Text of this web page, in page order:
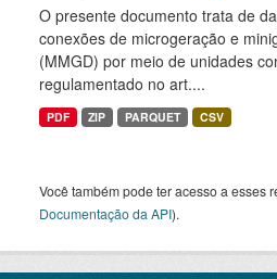
O presente documento trata de
conexões de microgeração e
(MMGD) por meio de unidades
regulamentado no art....
PDF ZIP PARQUET CSV
Você também pode ter acesso a esses
Documentação da API).